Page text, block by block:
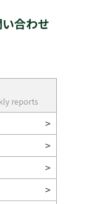
合わせ
reports